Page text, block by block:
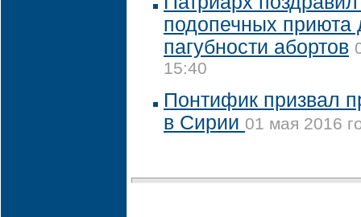
подопечных приюта
пагубности абортов
15:40
Понтифик призвал
в Сирии 01 мая 2016